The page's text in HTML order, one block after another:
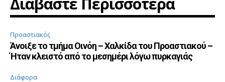
Προαστιακός
Άνοιξε το τμήμα Οινόη – Χαλκίδα του Προαστιακού –
Ήταν κλειστό από το μεσημέρι λόγω πυρκαγιάς
Διάφορα